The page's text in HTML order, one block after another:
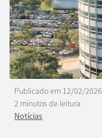
Publicado em 12/02/2026
2 minutos de leitura
Notícias